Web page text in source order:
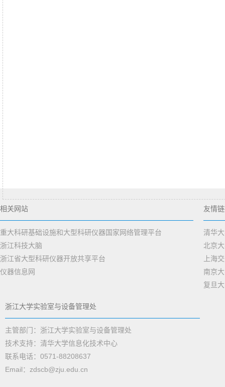
相关网站
重大科研基础设施和大型科研仪器国家网络管理平台
浙江科技大脑
浙江省大型科研仪器开放共享平台
仪器信息网
友情
清华
北京
上海
南京
复旦
浙江大学实验室与设备管理处
主管部门：浙江大学实验室与设备管理处
技术支持：清华大学信息化技术中心
联系电话：0571-88208637
Email：zdscb@zju.edu.cn